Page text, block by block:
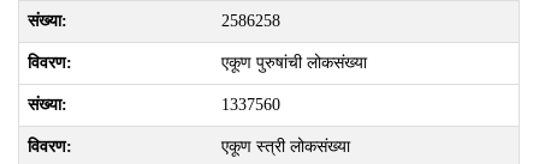
2586258
एकूण पुरुषांची लोकसंख्या
1337560
एकूण स्त्री लोकसंख्या